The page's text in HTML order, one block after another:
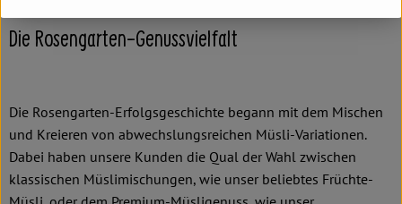
Die Rosengarten-Genussvielfalt
Die Rosengarten-Erfolgsgeschichte begann mit dem Mischen
und Kreieren von abwechslungsreichen Müsli-Variationen.
Dabei haben unsere Kunden die Qual der Wahl zwischen
klassischen Müslimischungen, wie unser beliebtes Früchte-